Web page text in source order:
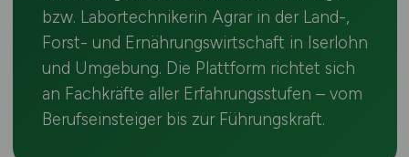
bzw. Labortechnikerin Agrar in der Land-,
Forst- und Ernährungswirtschaft in Iserlohn
und Umgebung. Die Plattform richtet sich
an Fachkräfte aller Erfahrungsstufen – vom
Berufseinsteiger bis zur Führungskraft.